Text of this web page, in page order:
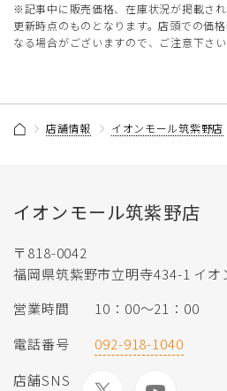
※記事中に販売価格、在庫状況が掲載さ
更新時点のものとなります。店頭での価
なる場合がございますので、ご注意下さい
店舗情報 イオンモール筑紫野店
イオンモール筑紫野店
〒818-0042
福岡県筑紫野市立明寺434-1 イオ
営業時間
10：00～21：00
電話番号
092-918-1040
店舗SNS